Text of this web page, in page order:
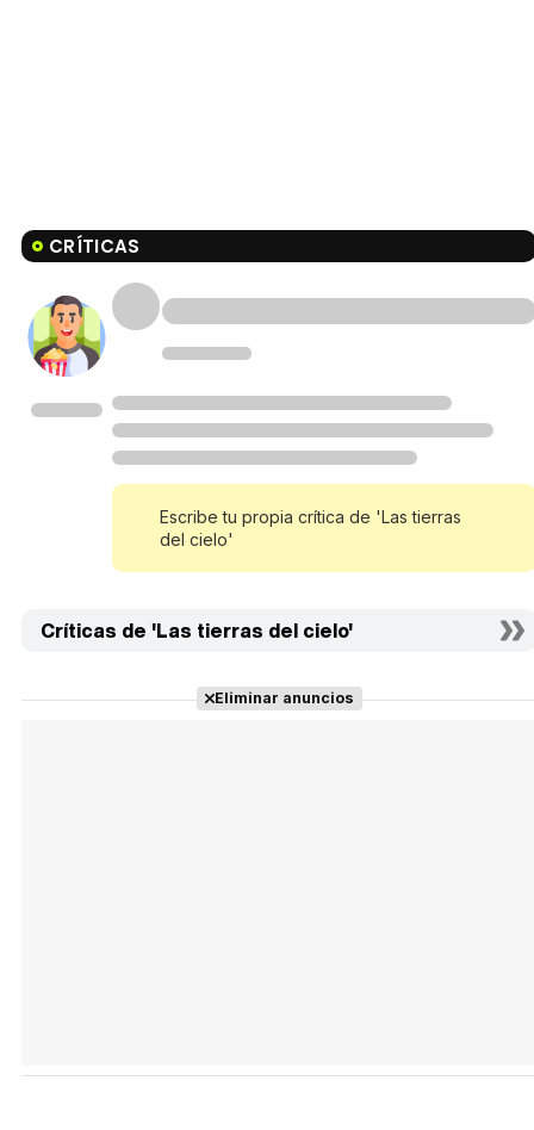
CRÍTICAS
Escribe tu propia crítica de 'Las tierras
del cielo'
Críticas de 'Las tierras del cielo'
Eliminar anuncios